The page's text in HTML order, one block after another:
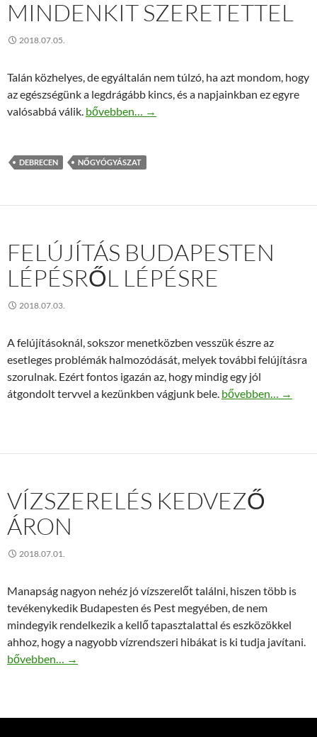
MINDENKIT SZERETETTEL
2018.07.05.
Talán közhelyes, de egyáltalán nem túlzó, ha azt mondom, hogy
az egészségünk a legdrágább kincs, és a napjainkban ez egyre
valósabbá válik. Magán nőgyógyászati rendelés Debrecen vár
bővebben… →
DEBRECEN NŐGYÓGYÁSZAT
FELÚJÍTÁS BUDAPESTEN
LÉPÉSRŐL LÉPÉSRE
2018.07.03.
A felújításoknál, sokszor menetközben vesszük észre az
esetleges problémák halmozódását, melyek további felújításra
szorulnak. Ezért fontos igazán az, hogy mindig egy jól
átgondolt tervvel a kezünkben vágjunk bele. Felújítás
bővebben… →
VÍZSZERELÉS KEDVEZŐ
ÁRON
2018.07.01.
Manapság nagyon nehéz jó vízszerelőt találni, hiszen több is
tevékenykedik Budapesten és Pest megyében, de nem
mindegyik rendelkezik a kellő tapasztalattal és eszközökkel
ahhoz, hogy a nagyobb vízrendszeri hibákat is ki tudja javítani.
Vízszerelés kedvező áron
bővebben… →